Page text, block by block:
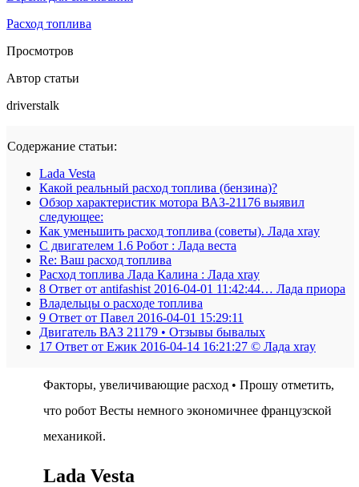
Расход топлива
Просмотров
Автор статьи
driverstalk
Содержание статьи:
Lada Vesta
Какой реальный расход топлива (бензина)?
Обзор характеристик мотора ВАЗ-21176 выявил
следующее:
Как уменьшить расход топлива (советы). Лада xray
С двигателем 1.6 Робот : Лада веста
Re: Ваш расход топлива
Расход топлива Лада Калина : Лада xray
8 Ответ от antifashist 2016-04-01 11:42:44… Лада приора
Владельцы о расходе топлива
9 Ответ от Павел 2016-04-01 15:29:11
Двигатель ВАЗ 21179 • Отзывы бывалых
17 Ответ от Ежик 2016-04-14 16:21:27 © Лада xray
Факторы, увеличивающие расход • Прошу отметить,
что робот Весты немного экономичнее французской
механикой.
Lada Vesta